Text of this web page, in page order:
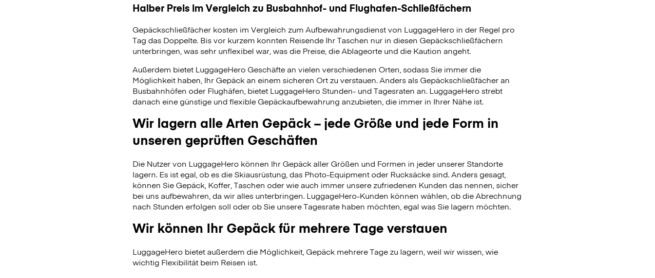
Halber Preis im Vergleich zu Busbahnhof- und Flughafen-Schließfächern
Gepäckschließfächer kosten im Vergleich zum Aufbewahrungsdienst von LuggageHero in der Regel pro
Tag das Doppelte. Bis vor kurzem konnten Reisende Ihr Taschen nur in diesen Gepäckschließfächern
unterbringen, was sehr unflexibel war, was die Preise, die Ablageorte und die Kaution angeht.
Außerdem bietet LuggageHero Geschäfte an vielen verschiedenen Orten, sodass Sie immer die
Möglichkeit haben, Ihr Gepäck an einem sicheren Ort zu verstauen. Anders als Gepäckschließfächer an
Busbahnhöfen oder Flughäfen, bietet LuggageHero Stunden- und Tagesraten an. LuggageHero strebt
danach eine günstige und flexible Gepäckaufbewahrung anzubieten, die immer in Ihrer Nähe ist.
Wir lagern alle Arten Gepäck – jede Größe und jede Form in
unseren geprüften Geschäften
Die Nutzer von LuggageHero können Ihr Gepäck aller Größen und Formen in jeder unserer Standorte
lagern. Es ist egal, ob es die Skiausrüstung, das Photo-Equipment oder Rucksäcke sind. Anders gesagt,
können Sie Gepäck, Koffer, Taschen oder wie auch immer unsere zufriedenen Kunden das nennen, sicher
bei uns aufbewahren, da wir alles unterbringen. LuggageHero-Kunden können wählen, ob die Abrechnung
nach Stunden erfolgen soll oder ob Sie unsere Tagesrate haben möchten, egal was Sie lagern möchten.
Wir können Ihr Gepäck für mehrere Tage verstauen
LuggageHero bietet außerdem die Möglichkeit, Gepäck mehrere Tage zu lagern, weil wir wissen, wie
wichtig Flexibilität beim Reisen ist.